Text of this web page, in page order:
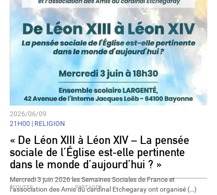
2026/06/09
21H00 | RELIGION
« De Léon XIII à Léon XIV – La pensée
sociale de l’Église est-elle pertinente
dans le monde d’aujourd’hui ? »
Mercredi 3 juin 2026 les Semaines Sociales de France et
l’association des Amis du cardinal Etchegaray ont organisé (…)
ÉCOUTER PARTAGER